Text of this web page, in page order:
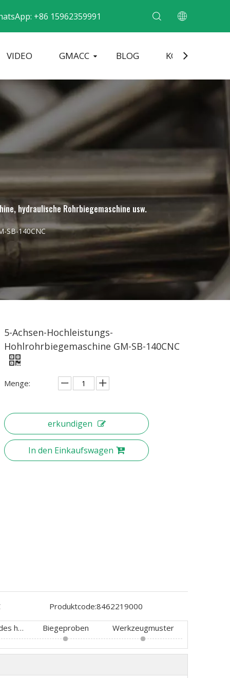
+86 15962359991
VIDEO GMACC BLOG KONTAKT
hydraulische Rohrbiegemaschine usw.
SB-140CNC
5-Achsen-Hochleistungs-
Hohlrohrbiegemaschine GM-SB-140CNC
Menge:
erkundigen
In den Einkaufswagen
Produktcode:8462219000
Konfiguration des hydraulischen und elektronischen Steuerungssystems Biegeproben Werkzeugmuster